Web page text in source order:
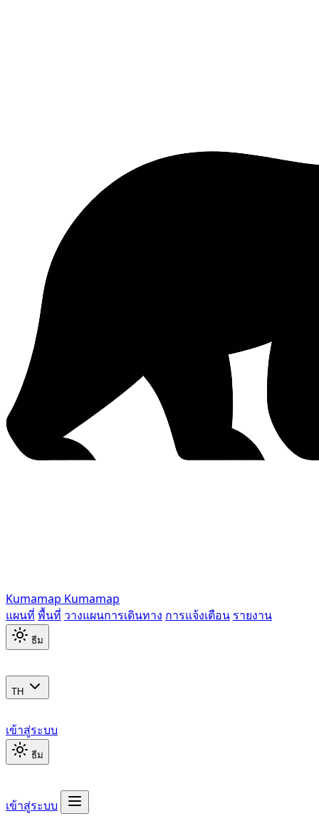
Kumamap Kumamap
แผนที่ พื้นที่ วางแผนการเดินทาง การแจ้งเตือน รายงาน
ธีม
TH
เข้าสู่ระบบ
ธีม
เข้าสู่ระบบ